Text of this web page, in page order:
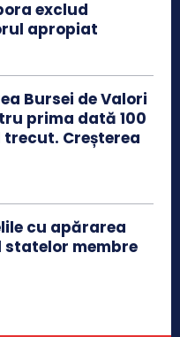
exclud
apropiat
Bursei de Valori
prima dată 100
trecut. Creșterea
cu apărarea
statelor membre